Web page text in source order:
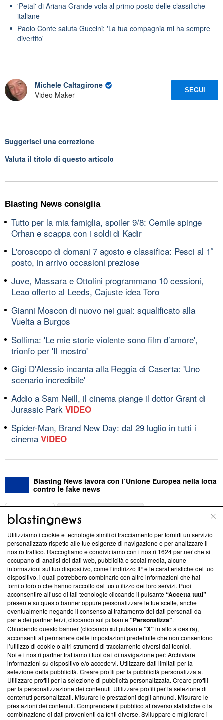
'Petal' di Ariana Grande vola al primo posto delle classifiche
italiane
Paolo Conte saluta Guccini: 'La tua compagnia mi ha sempre
divertito'
Michele Caltagirone
Video Maker
SEGUI
Suggerisci una correzione
Valuta il titolo di questo articolo
Blasting News consiglia
Tutto per la mia famiglia, spoiler 9/8: Cemile spinge
Orhan e scappa con i soldi di Kadir
L'oroscopo di domani 7 agosto e classifica: Pesci al 1ﾟ
posto, in arrivo occasioni preziose
Juve, Massara e Ottolini programmano 10 cessioni,
Leao offerto al Leeds, Cajuste idea Toro
Gianni Moscon di nuovo nei guai: squalificato alla
Vuelta a Burgos
Sollima: 'Le mie storie violente sono film d’amore',
trionfo per 'Il mostro'
Gigi D'Alessio incanta alla Reggia di Caserta: 'Uno
scenario incredibile'
Addio a Sam Neill, il cinema piange il dottor Grant di
Jurassic Park VIDEO
Spider-Man, Brand New Day: dal 29 luglio in tutti i
cinema VIDEO
Blasting News lavora con l’Unione Europea nella lotta
contro le fake news
ABOUT
Questa sezione offre informazioni trasparenti su Blasting
News, sui nostri processi editoriali e su come ci impegniamo a
creare news di qualità. Inoltre, afferma la nostra aderenza a
‘Trust Project - News with Integrity’Blasting News non è
ancora membro del programma, ma ha richiesto di farne
parte; Trust Project non ha ancora effettuato una verifica di
conformità agli standard.
Su di noi
Team editoriale
Corporate
Redazione
Informativa Privacy
Cookie Policy
Utilizziamo i cookie e tecnologie simili di tracciamento per fornirti un servizio
personalizzato rispetto alle tue esigenze di navigazione e per analizzare il
nostro traffico. Raccogliamo e condividiamo con i nostri 1624partner che si
occupano di analisi dei dati web, pubblicità e social media, alcune
informazioni sul tuo dispositivo, come l’indirizzo IP e le caratteristiche del tuo
dispositivo, i quali potrebbero combinarle con altre informazioni che hai
fornito loro o che hanno raccolto dal tuo utilizzo dei loro servizi. Puoi
acconsentire all’uso di tali tecnologie cliccando il pulsante“Accetta tutti”
presente su questo banner oppure personalizzare le tue scelte, anche
eventualmente negando il consenso al trattamento dei dati personali da
parte dei partner terzi, cliccando sul pulsante“Personalizza”.
Chiudendo questo banner (cliccando sul pulsante“X”in alto a destra),
acconsenti al permanere delle impostazioni predefinite che non consentono
l’utilizzo di cookie o altri strumenti di tracciamento diversi dai tecnici.
Noi e i nostri partner trattiamo i tuoi dati di navigazione per: Archiviare
informazioni su dispositivo e/o accedervi. Utilizzare dati limitati per la
selezione della pubblicità. Creare profili per la pubblicità personalizzata.
Utilizzare profili per la selezione di pubblicità personalizzata. Creare profili
per la personalizzazione dei contenuti. Utilizzare profili per la selezione di
contenuti personalizzati. Misurare le prestazioni degli annunci. Misurare le
prestazioni dei contenuti. Comprendere il pubblico attraverso statistiche o la
combinazione di dati provenienti da fonti diverse. Sviluppare e migliorare i